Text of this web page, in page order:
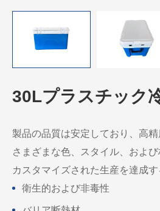
30Lプラスチック
製品の品質は安定しており、高精
さまざまな色、スタイル、およ
カスタマイズされた生産を達成す
衛生的および非毒性